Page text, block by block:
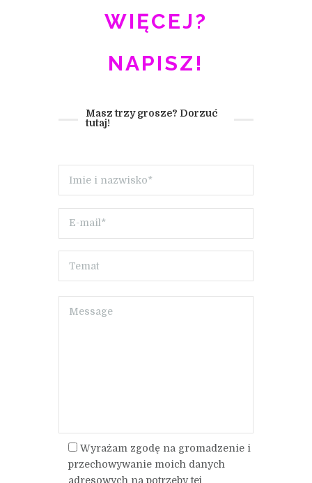
WIĘCEJ?
NAPISZ!
Masz trzy grosze? Dorzuć
tutaj!
Wyrażam zgodę na gromadzenie i
przechowywanie moich danych
adresowych na potrzeby tej